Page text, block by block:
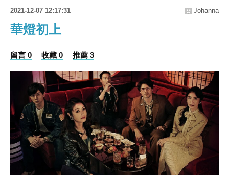
2021-12-07 12:17:31 Johanna
華燈初上
留言 0 收藏 0 推薦 3